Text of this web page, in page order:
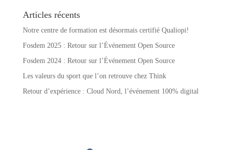
Articles récents
Notre centre de formation est désormais certifié Qualiopi!
Fosdem 2025 : Retour sur l’Événement Open Source
Fosdem 2024 : Retour sur l’Événement Open Source
Les valeurs du sport que l’on retrouve chez Think
Retour d’expérience : Cloud Nord, l’événement 100% digital